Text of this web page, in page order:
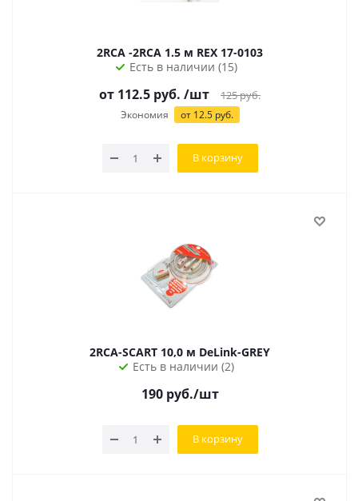
2RCA -2RCA 1.5 м REX 17-0103
Есть в наличии (15)
от 112.5 руб. /шт 125руб.
Экономия от 12.5 руб.
В корзину
2RCA-SCART 10,0 м DeLink-GREY
Есть в наличии (2)
190руб./шт
В корзину